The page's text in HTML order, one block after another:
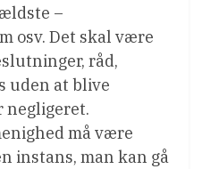
–
osv. Det skal være
råd,
uden at blive
må være
instans, man kan gå